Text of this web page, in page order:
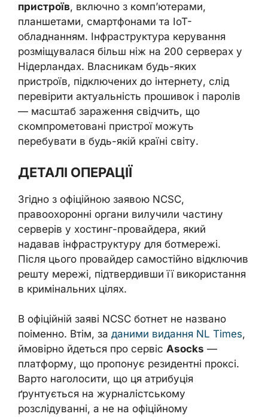
пристроїв, включно з комп’ютерами,
планшетами, смартфонами та IoT-
обладнанням. Інфраструктура керування
розміщувалася більш ніж на 200 серверах у
Нідерландах. Власникам будь-яких
пристроїв, підключених до інтернету, слід
перевірити актуальність прошивок і паролів
— масштаб зараження свідчить, що
скомпрометовані пристрої можуть
перебувати в будь-якій країні світу.
ДЕТАЛІ ОПЕРАЦІЇ
Згідно з офіційною заявою NCSC,
правоохоронні органи вилучили частину
серверів у хостинг-провайдера, який
надавав інфраструктуру для ботмережі.
Після цього провайдер самостійно відключив
решту мережі, підтвердивши її використання
в кримінальних цілях.
В офіційній заяві NCSC ботнет не названо
поіменно. Втім, за даними видання NL Times,
ймовірно йдеться про сервіс Asocks —
платформу, що пропонує резидентні проксі.
Варто наголосити, що ця атрибуція
ґрунтується на журналістському
розслідуванні, а не на офіційному